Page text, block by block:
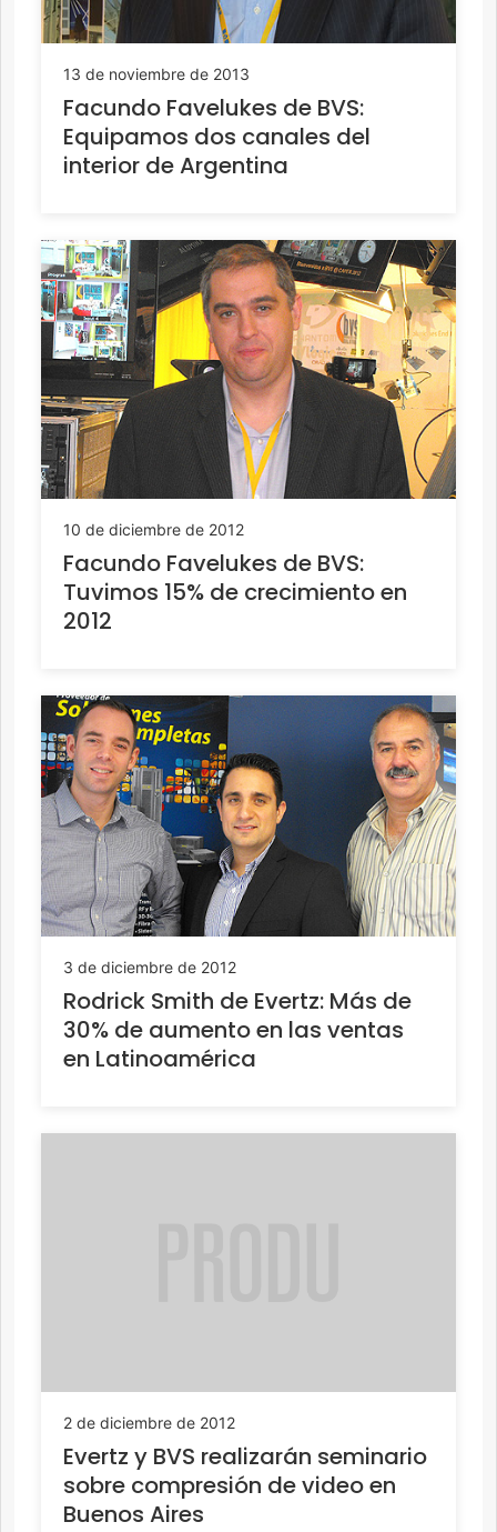
13 de noviembre de 2013
Facundo Favelukes de BVS:
Equipamos dos canales del
interior de Argentina
10 de diciembre de 2012
Facundo Favelukes de BVS:
Tuvimos 15% de crecimiento en
2012
3 de diciembre de 2012
Rodrick Smith de Evertz: Más de
30% de aumento en las ventas
en Latinoamérica
2 de diciembre de 2012
Evertz y BVS realizarán seminario
sobre compresión de video en
Buenos Aires